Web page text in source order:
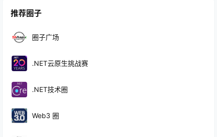
推荐圈子
圈子广场
.NET云原生挑战赛
.NET技术圈
Web3 圈